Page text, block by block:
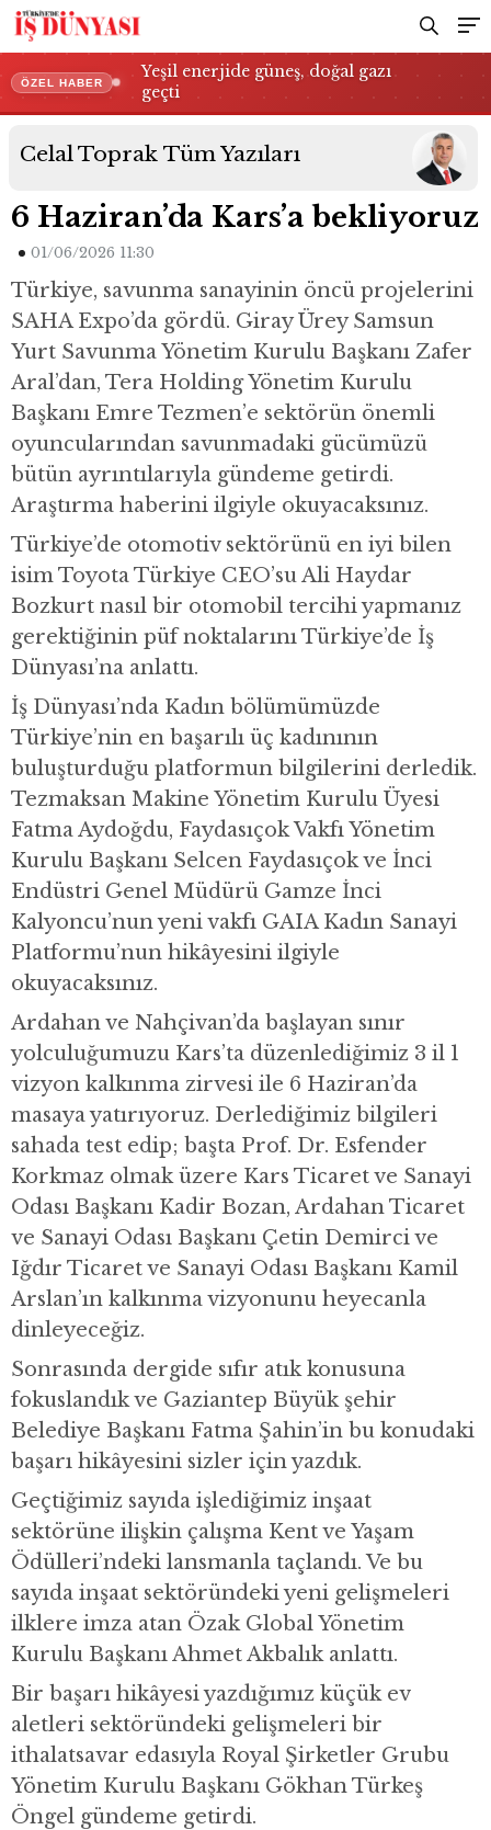
ÖZEL HABER
Yeşil enerjide güneş, doğal gazı
geçti
Celal Toprak Tüm Yazıları
6 Haziran’da Kars’a bekliyoruz
01/06/2026 11:30
Türkiye, savunma sanayinin öncü projelerini
SAHA Expo’da gördü. Giray Ürey Samsun
Yurt Savunma Yönetim Kurulu Başkanı Zafer
Aral’dan, Tera Holding Yönetim Kurulu
Başkanı Emre Tezmen’e sektörün önemli
oyuncularından savunmadaki gücümüzü
bütün ayrıntılarıyla gündeme getirdi.
Araştırma haberini ilgiyle okuyacaksınız.
Türkiye’de otomotiv sektörünü en iyi bilen
isim Toyota Türkiye CEO’su Ali Haydar
Bozkurt nasıl bir otomobil tercihi yapmanız
gerektiğinin püf noktalarını Türkiye’de İş
Dünyası’na anlattı.
İş Dünyası’nda Kadın bölümümüzde
Türkiye’nin en başarılı üç kadınının
buluşturduğu platformun bilgilerini derledik.
Tezmaksan Makine Yönetim Kurulu Üyesi
Fatma Aydoğdu, Faydasıçok Vakfı Yönetim
Kurulu Başkanı Selcen Faydasıçok ve İnci
Endüstri Genel Müdürü Gamze İnci
Kalyoncu’nun yeni vakfı GAIA Kadın Sanayi
Platformu’nun hikâyesini ilgiyle
okuyacaksınız.
Ardahan ve Nahçivan’da başlayan sınır
yolculuğumuzu Kars’ta düzenlediğimiz 3 il 1
vizyon kalkınma zirvesi ile 6 Haziran’da
masaya yatırıyoruz. Derlediğimiz bilgileri
sahada test edip; başta Prof. Dr. Esfender
Korkmaz olmak üzere Kars Ticaret ve Sanayi
Odası Başkanı Kadir Bozan, Ardahan Ticaret
ve Sanayi Odası Başkanı Çetin Demirci ve
Iğdır Ticaret ve Sanayi Odası Başkanı Kamil
Arslan’ın kalkınma vizyonunu heyecanla
dinleyeceğiz.
Sonrasında dergide sıfır atık konusuna
fokuslandık ve Gaziantep Büyük şehir
Belediye Başkanı Fatma Şahin’in bu konudaki
başarı hikâyesini sizler için yazdık.
Geçtiğimiz sayıda işlediğimiz inşaat
sektörüne ilişkin çalışma Kent ve Yaşam
Ödülleri’ndeki lansmanla taçlandı. Ve bu
sayıda inşaat sektöründeki yeni gelişmeleri
ilklere imza atan Özak Global Yönetim
Kurulu Başkanı Ahmet Akbalık anlattı.
Bir başarı hikâyesi yazdığımız küçük ev
aletleri sektöründeki gelişmeleri bir
ithalatsavar edasıyla Royal Şirketler Grubu
Yönetim Kurulu Başkanı Gökhan Türkeş
Öngel gündeme getirdi.